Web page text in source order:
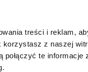
treści i reklam,
z naszej
te